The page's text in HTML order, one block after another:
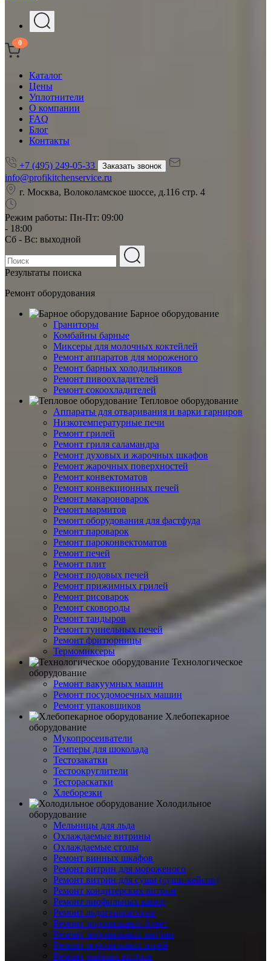
0
Каталог
Цены
Уплотнители
О компании
FAQ
Блог
Контакты
+7 (495) 249-05-33 Заказать звонок
info@profikitchenservice.ru
г. Москва, Волоколамское шоссе, д.116 стр. 4
Режим работы: Пн-Пт: 09:00
- 18:00
Сб - Вс: выходной
Результаты поиска
Ремонт оборудования
Барное оборудование
Граниторы
Комбайны барные
Миксеры для молочных коктейлей
Ремонт аппаратов для мороженого
Ремонт барных холодильников
Ремонт пивоохладителей
Ремонт сокоохладителей
Тепловое оборудование
Аппараты для отваривания и варки гарниров
Низкотемпературные печи
Ремонт грилей
Ремонт гриля саламандра
Ремонт духовых и жарочных шкафов
Ремонт жарочных поверхностей
Ремонт конвектоматов
Ремонт конвекционных печей
Ремонт макароноварок
Ремонт мармитов
Ремонт оборудования для фастфуда
Ремонт пароварок
Ремонт пароконвектоматов
Ремонт печей
Ремонт плит
Ремонт подовых печей
Ремонт прижимных грилей
Ремонт рисоварок
Ремонт сковороды
Ремонт тандыров
Ремонт туннельных печей
Ремонт фритюрницы
Термомиксеры
Технологическое
оборудование
Ремонт вакуумных машин
Ремонт посудомоечных машин
Ремонт упаковщиков
Хлебопекарное
оборудование
Мукопросеиватели
Темперы для шоколада
Тестозакатки
Тестоокруглители
Тестораскатки
Хлеборезки
Холодильное
оборудование
Мельницы для льда
Охлаждаемые витрины
Охлаждаемые столы
Ремонт винных шкафов
Ремонт витрин для мороженого
Ремонт витрин для суши (суши-кейсов)
Ремонт кондитерских витрин
Ремонт лиофильных камер
Ремонт льдогенераторов
Ремонт морозильных бонет
Ремонт морозильных витрин
Ремонт морозильных ларей
Ремонт рыбных витрин